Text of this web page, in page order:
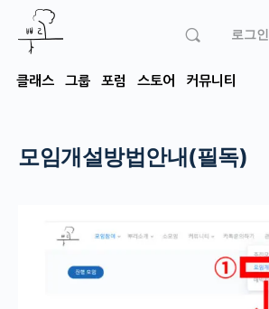
로그인
클래스 그룹 포럼 스토어 커뮤니티
모임개설방법안내(필독)